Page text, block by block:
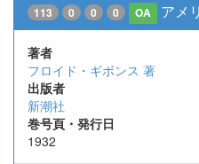
113 0 0 0 OA アメ
著者
フロイド・ギボンス 著
出版者
新潮社
巻号頁・発行日
1932